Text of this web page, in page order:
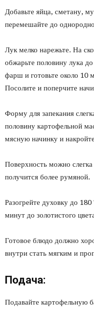
Добавьте яйца, сметану,
перемешайте до
Лук мелко нарежьте. На
обжарьте половину лука
фарш и готовьте около 10
Посолите и поперчите
Форму для запекания
половину картофельной
мясную начинку и
Поверхность можно
получится более румяной.
Разогрейте духовку до
минут до золотистого
Готовое блюдо должно
внутри стать мягким и
Подача:
Подавайте картофельную